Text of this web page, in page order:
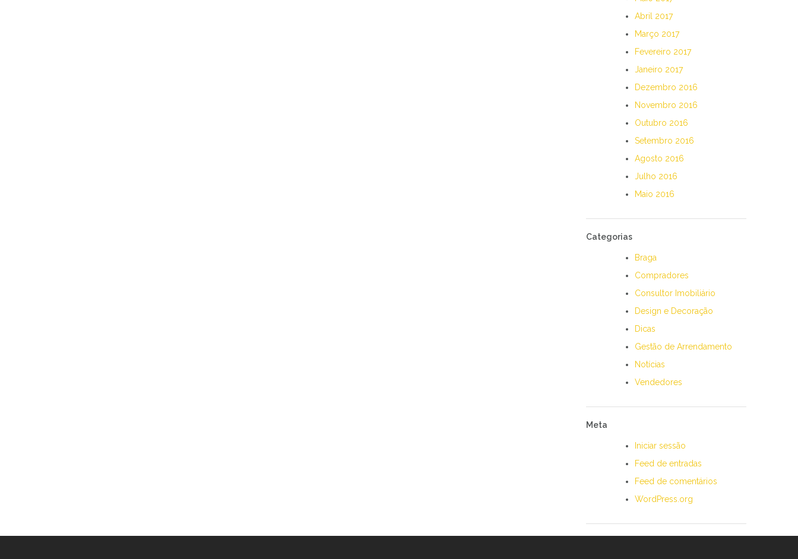
Abril 2017
Março 2017
Fevereiro 2017
Janeiro 2017
Dezembro 2016
Novembro 2016
Outubro 2016
Setembro 2016
Agosto 2016
Julho 2016
Maio 2016
Categorias
Braga
Compradores
Consultor Imobiliário
Design e Decoração
Dicas
Gestão de Arrendamento
Notícias
Vendedores
Meta
Iniciar sessão
Feed de entradas
Feed de comentários
WordPress.org